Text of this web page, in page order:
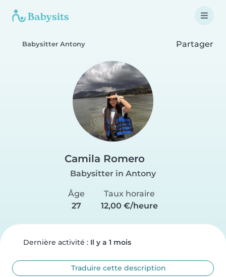
Babysitter Antony Partager
Camila Romero
Babysitter in Antony
Âge
27
Taux horaire
12,00 €/heure
Dernière activité : Il y a 1 mois
Traduire cette description